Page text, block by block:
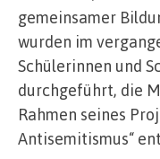
gemeinsamer
wurden im
Schülerinnen und
durchgeführt, die
Rahmen seines
Antisemitismus“